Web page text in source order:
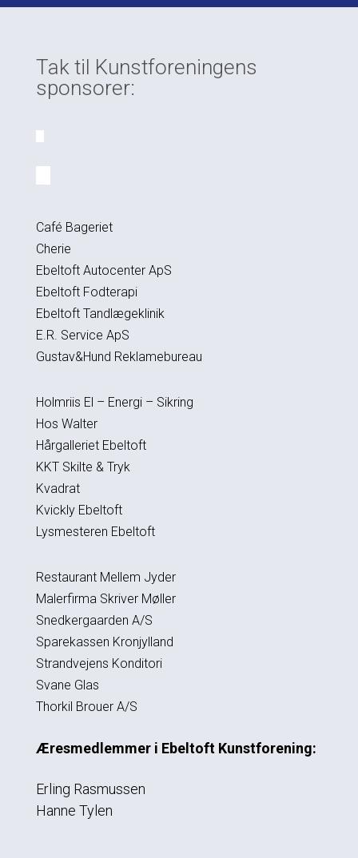
Tak til Kunstforeningens
sponsorer:
Café Bageriet
Cherie
Ebeltoft Autocenter ApS
Ebeltoft Fodterapi
Ebeltoft Tandlægeklinik
E.R. Service ApS
Gustav&Hund Reklamebureau
Holmriis El – Energi – Sikring
Hos Walter
Hårgalleriet Ebeltoft
KKT Skilte & Tryk
Kvadrat
Kvickly Ebeltoft
Lysmesteren Ebeltoft
Restaurant Mellem Jyder
Malerfirma Skriver Møller
Snedkergaarden A/S
Sparekassen Kronjylland
Strandvejens Konditori
Svane Glas
Thorkil Brouer A/S
Æresmedlemmer i Ebeltoft Kunstforening:
Erling Rasmussen
Hanne Tylen